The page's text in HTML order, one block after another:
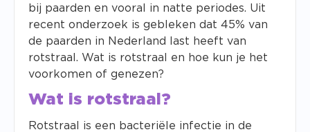
bij paarden en vooral in natte periodes. Uit
recent onderzoek is gebleken dat 45% van
de paarden in Nederland last heeft van
rotstraal. Wat is rotstraal en hoe kun je het
voorkomen of genezen?
Wat is rotstraal?
Rotstraal is een bacteriële infectie in de